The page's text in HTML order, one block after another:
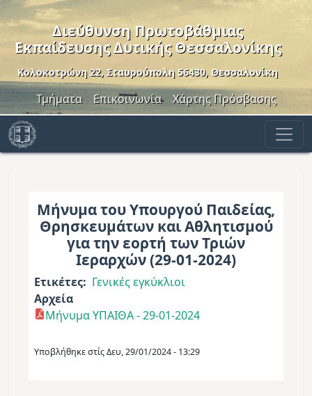
Παράκαμψη προς το κυρίως περιεχόμενο
Διεύθυνση Πρωτοβάθμιας
Εκπαίδευσης Δυτικής Θεσσαλονίκης
Κολοκοτρώνη 22, Σταυρούπολη 56430, Θεσσαλονίκη
Header Menu
Τμήματα Επικοινωνία Χάρτης Πρόσβασης
Μήνυμα του Υπουργού Παιδείας,
Θρησκευμάτων και Αθλητισμού
για την εορτή των Τριών
Ιεραρχών (29-01-2024)
Ετικέτες
Γενικές εγκύκλιοι
Αρχεία
Μήνυμα ΥΠΑΙΘΑ - 29-01-2024
Υποβλήθηκε στίςΔευ, 29/01/2024 - 13:29